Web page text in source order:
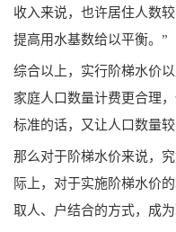
收入来说，也许居住人数
提高用水基数给以平衡。”
综合以上，实行阶梯水价
家庭人口数量计费更合理
标准的话，又让人口数量
那么对于阶梯水价来说，
际上，对于实施阶梯水价
取人、户结合的方式，成为